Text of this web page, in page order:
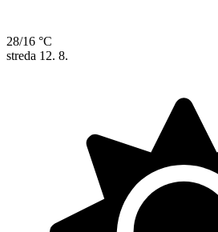
28/16 °C
streda 12. 8.